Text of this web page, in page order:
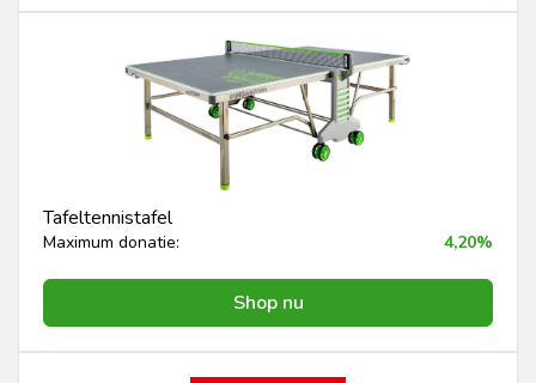
Tafeltennistafel
Maximum donatie: 4,20%
Shop nu